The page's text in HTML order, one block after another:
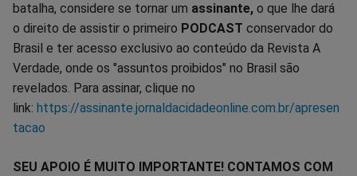
batalha, considere se tornar um assinante, o que lhe dará
o direito de assistir o primeiro PODCAST conservador do
Brasil e ter acesso exclusivo ao conteúdo da Revista A
Verdade, onde os "assuntos proibidos" no Brasil são
revelados. Para assinar, clique no
link: https://assinante.jornaldacidadeonline.com.br/apresen
tacao
SEU APOIO É MUITO IMPORTANTE! CONTAMOS COM